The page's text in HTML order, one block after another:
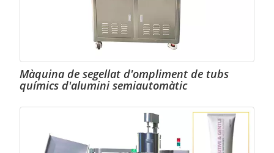
Màquina de segellat d'ompliment de tubs
químics d'alumini semiautomàtic